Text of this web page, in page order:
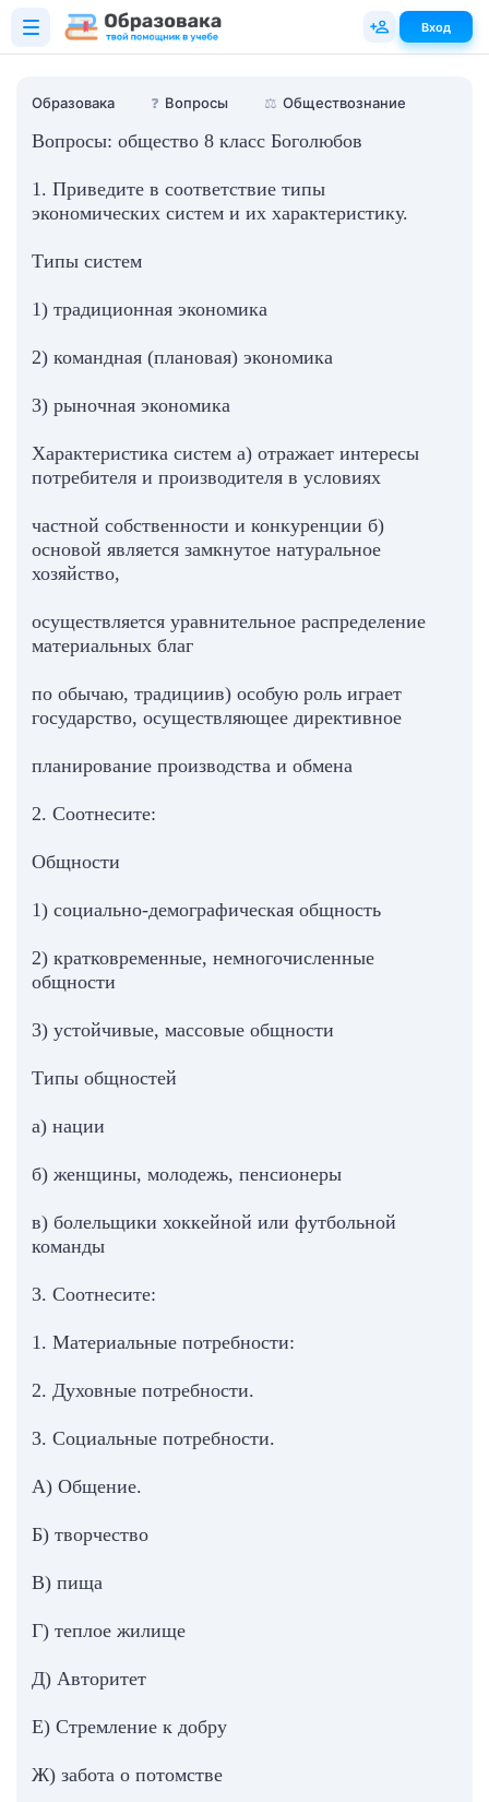
Образовака ❓ Вопросы ⚖️ Обществознание
Вопросы: общество 8 класс Боголюбов
1. Приведите в соответствие типы
экономических систем и их характеристику.
Типы систем
1) традиционная экономика
2) командная (плановая) экономика
3) рыночная экономика
Характеристика систем а) отражает интересы
потребителя и производителя в условиях
частной собственности и конкуренции б)
основой является замкнутое натуральное
хозяйство,
осуществляется уравнительное распределение
материальных благ
по обычаю, традициив) особую роль играет
государство, осуществляющее директивное
планирование производства и обмена
2. Соотнесите:
Общности
1) социально-демографическая общность
2) кратковременные, немногочисленные
общности
3) устойчивые, массовые общности
Типы общностей
а) нации
б) женщины, молодежь, пенсионеры
в) болельщики хоккейной или футбольной
команды
3. Соотнесите:
1. Материальные потребности:
2. Духовные потребности.
3. Социальные потребности.
А) Общение.
Б) творчество
В) пища
Г) теплое жилище
Д) Авторитет
Е) Стремление к добру
Ж) забота о потомстве
Вход